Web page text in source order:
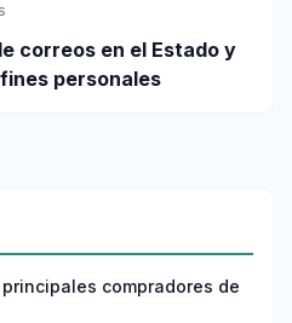
correos en el Estado y
personales
principales compradores de